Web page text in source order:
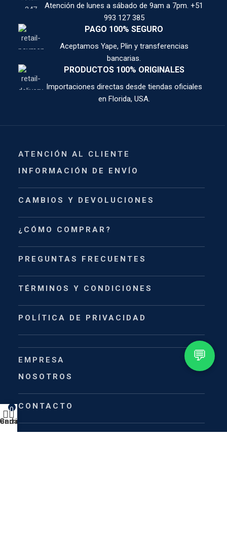
Atención de lunes a sábado de 9am a 7pm. +51
993 127 385
PAGO 100% SEGURO
Aceptamos Yape, Plin y transferencias
bancarias.
PRODUCTOS 100% ORIGINALES
Importaciones directas desde tiendas oficiales
en Florida, USA.
ATENCIÓN AL CLIENTE
INFORMACIÓN DE ENVÍO
CAMBIOS Y DEVOLUCIONES
¿CÓMO COMPRAR?
PREGUNTAS FRECUENTES
TÉRMINOS Y CONDICIONES
POLÍTICA DE PRIVACIDAD
EMPRESA
NOSOTROS
CONTACTO
💬
0